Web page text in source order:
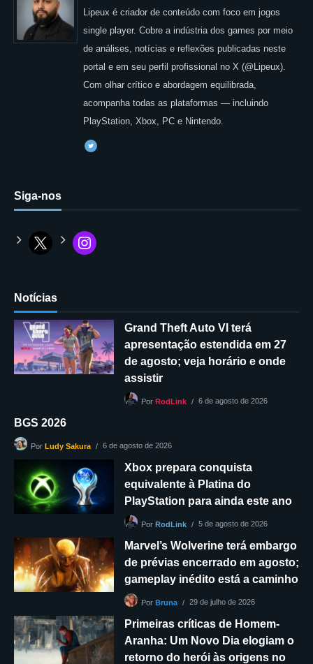
Lipeux é criador de conteúdo com foco em jogos
single player. Cobre a indústria dos games por meio
de análises, notícias e reflexões publicadas neste
portal e em seu perfil profissional no X (@Lipeux).
Com olhar crítico e abordagem equilibrada,
acompanha todas as plataformas — incluindo
PlayStation, Xbox, PC e Nintendo.
Siga-nos
Notícias
Grand Theft Auto VI terá
apresentação estendida em 27
de agosto; veja horário e onde
assistir
PorRodLink 6 de agosto de 2026
BGS 2026
PorLudy Sakura 6 de agosto de 2026
Xbox prepara conquista
equivalente à Platina do
PlayStation para ainda este ano
PorRodLink 5 de agosto de 2026
Marvel’s Wolverine terá embargo
de prévias encerrado em agosto;
gameplay inédito está a caminho
PorBruna 29 de julho de 2026
Primeiras críticas de Homem-
Aranha: Um Novo Dia elogiam o
retorno do herói às origens no